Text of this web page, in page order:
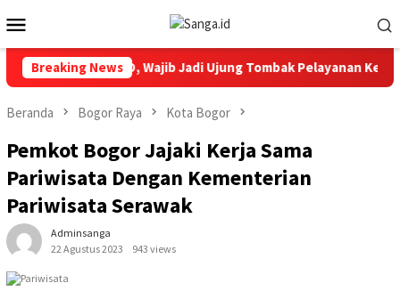
ke
kontenMobile
Breaking News
Ke 12 RSUD, Wajib Jadi Ujung Tombak Pelayanan
Beranda Bogor Raya Kota Bogor
Pemkot Bogor Jajaki Kerja Sama
Pariwisata Dengan Kementerian
Pariwisata Serawak
Adminsanga
22 Agustus 2023
943 views